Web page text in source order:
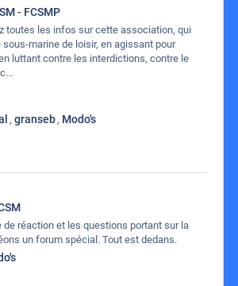
- FCSMP
toutes les infos sur cette association, qui
marine de loisir, en agissant pour
luttant contre les interdictions, contre le
, granseb, Modo's
de réaction et les questions portant sur la
un forum spécial. Tout est dedans.